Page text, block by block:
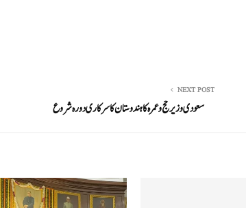
NEXT POST
سعودی وزیر حج و عمرہ کا ہندوستان کا سرکاری دورہ شروع